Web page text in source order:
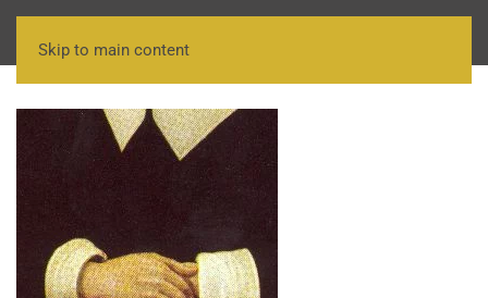
Skip to main content